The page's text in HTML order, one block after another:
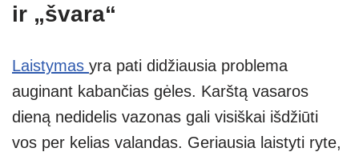
ir „švara“
Laistymas yra pati didžiausia problema
auginant kabančias gėles. Karštą vasaros
dieną nedidelis vazonas gali visiškai išdžiūti
vos per kelias valandas. Geriausia laistyti ryte,